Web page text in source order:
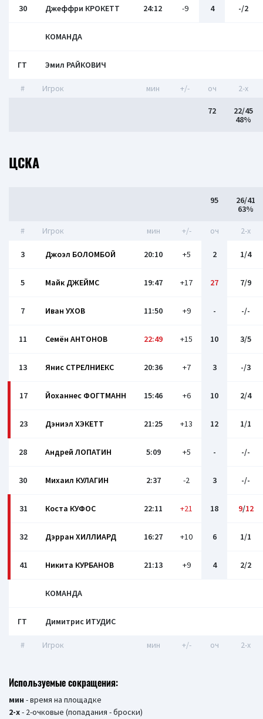
30 Джеффри КРОКЕТТ 24:12 -9 4 -/2
КОМАНДА
ГТ Эмил РАЙКОВИЧ
# Игрок мин +/- оч 2-x
72
22/45
48%
ЦСКА
95
26/41
63%
# Игрок мин +/- оч 2-x
3 Джоэл БОЛОМБОЙ 20:10 +5 2 1/4
5 Майк ДЖЕЙМС 19:47 +17 27 7/9
7 Иван УХОВ 11:50 +9 - -/-
11 Семён АНТОНОВ 22:49 +15 10 3/5
13 Янис СТРЕЛНИЕКС 20:36 +7 3 -/3
17 Йоханнес ФОГТМАНН 15:46 +6 10 2/4
23 Дэниэл ХЭКЕТТ 21:25 +13 12 1/1
28 Андрей ЛОПАТИН 5:09 +5 - -/-
30 Михаил КУЛАГИН 2:37 -2 3 -/-
31 Коста КУФОС 22:11 +21 18 9/12
32 Дэрран ХИЛЛИАРД 16:27 +10 6 1/1
41 Никита КУРБАНОВ 21:13 +9 4 2/2
КОМАНДА
ГТ Димитрис ИТУДИС
# Игрок мин +/- оч 2-x
Используемые сокращения:
мин - время на площадке
2-х- 2-очковые (попадания - броски)